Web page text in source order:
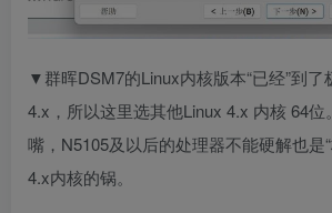
▼群晖DSM7的Linux内核版本“已经”到了
4.x，所以这里选其他Linux 4.x 内核 64位
嘴，N5105及以后的处理器不能硬解也是
4.x内核的锅。